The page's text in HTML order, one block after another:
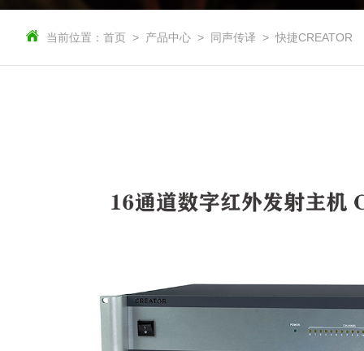
当前位置： 首页 产品中心 同声传译 快捷CREATOR